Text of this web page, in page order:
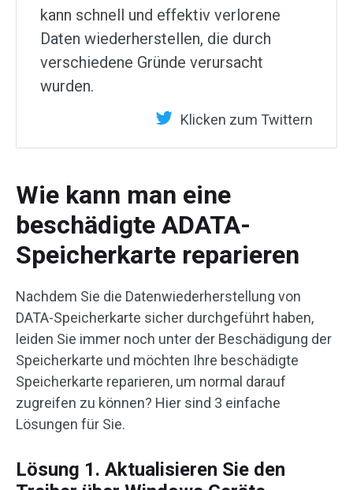
kann schnell und effektiv verlorene
Daten wiederherstellen, die durch
verschiedene Gründe verursacht
wurden.
Klicken zum Twittern
Wie kann man eine
beschädigte ADATA-
Speicherkarte reparieren
Nachdem Sie die Datenwiederherstellung von
DATA-Speicherkarte sicher durchgeführt haben,
leiden Sie immer noch unter der Beschädigung der
Speicherkarte und möchten Ihre beschädigte
Speicherkarte reparieren, um normal darauf
zugreifen zu können? Hier sind 3 einfache
Lösungen für Sie.
Lösung 1. Aktualisieren Sie den